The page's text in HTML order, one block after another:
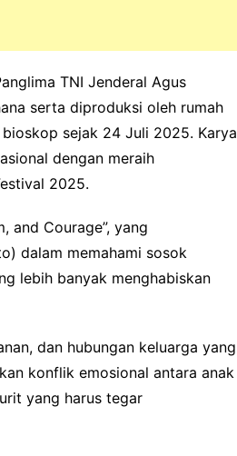
TNI Jenderal Agus
serta diproduksi oleh rumah
sejak 24 Juli 2025. Karya
dengan meraih
2025.
and Courage”, yang
dalam memahami sosok
lebih banyak menghabiskan
dan hubungan keluarga yang
konflik emosional antara anak
yang harus tegar